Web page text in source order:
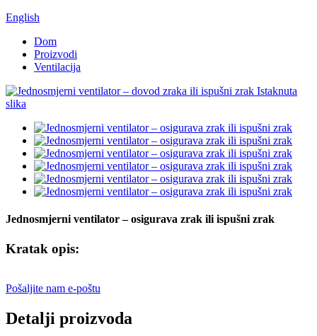
English
Dom
Proizvodi
Ventilacija
Jednosmjerni ventilator – osigurava zrak ili ispušni zrak
Kratak opis:
Pošaljite nam e-poštu
Detalji proizvoda